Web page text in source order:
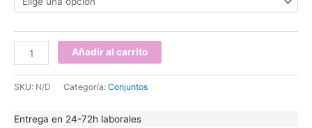
Añadir al carrito
SKU: N/D Categoría: Conjuntos
Entrega en 24-72h laborales